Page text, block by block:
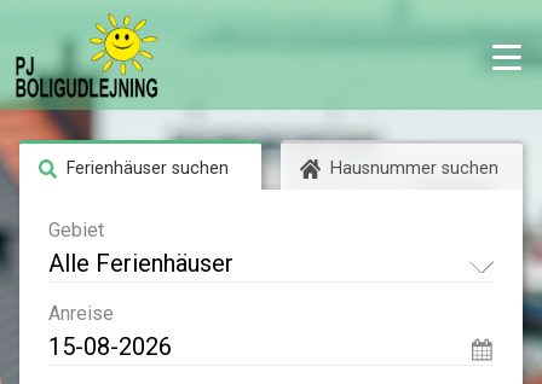
Ferienhäuser suchen Hausnummer suchen
Gebiet
Alle Ferienhäuser
Anreise